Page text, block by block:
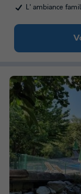
L' ambiance